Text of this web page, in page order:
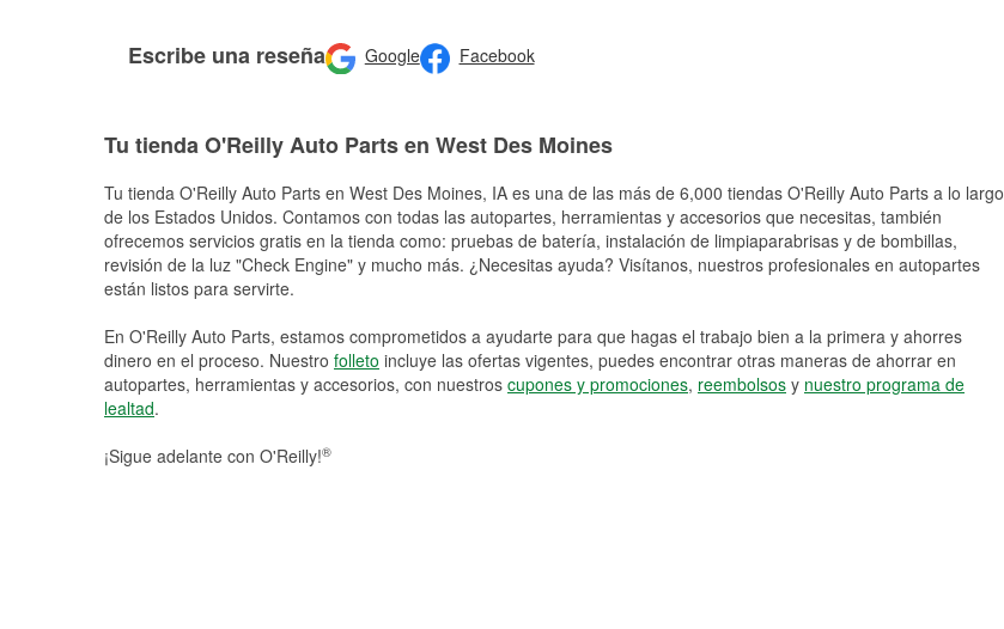
Escribe una reseña Google Facebook
Tu tienda O'Reilly Auto Parts en West Des Moines
Tu tienda O'Reilly Auto Parts en West Des Moines, IA es una de las más de 6,000 tiendas O'Reilly Auto Parts a lo largo
de los Estados Unidos. Contamos con todas las autopartes, herramientas y accesorios que necesitas, también
ofrecemos servicios gratis en la tienda como: pruebas de batería, instalación de limpiaparabrisas y de bombillas,
revisión de la luz "Check Engine" y mucho más. ¿Necesitas ayuda? Visítanos, nuestros profesionales en autopartes
están listos para servirte.
En O'Reilly Auto Parts, estamos comprometidos a ayudarte para que hagas el trabajo bien a la primera y ahorres
dinero en el proceso. Nuestro folleto incluye las ofertas vigentes, puedes encontrar otras maneras de ahorrar en
autopartes, herramientas y accesorios, con nuestros cupones y promociones, reembolsos y nuestro programa de
lealtad.
¡Sigue adelante con O'Reilly!®